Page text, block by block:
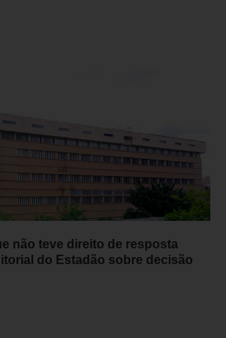
não teve direito de resposta
do Estadão sobre decisão